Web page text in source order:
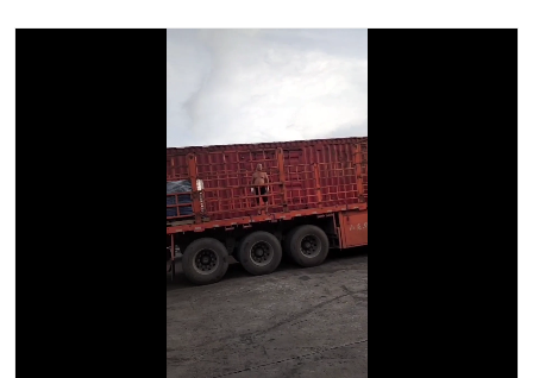
46+68号化妆级白油